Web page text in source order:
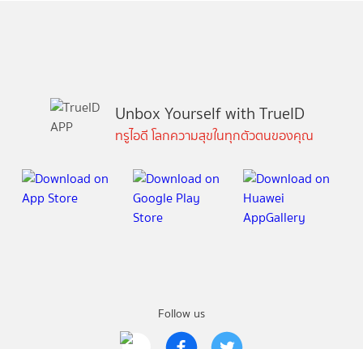
Follow us
Unbox Yourself with TrueID
ทรูไอดี โลกความสุขในทุกตัวตนของคุณ